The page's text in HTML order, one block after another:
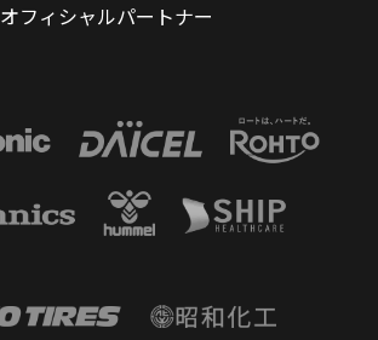
オフィシャルパートナー